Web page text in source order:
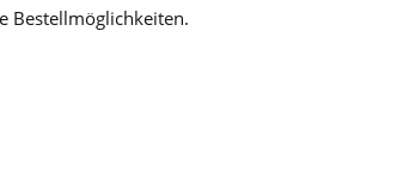
Bestellmöglichkeiten.